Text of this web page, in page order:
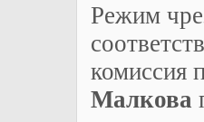
Режим
комиссия
Малкова